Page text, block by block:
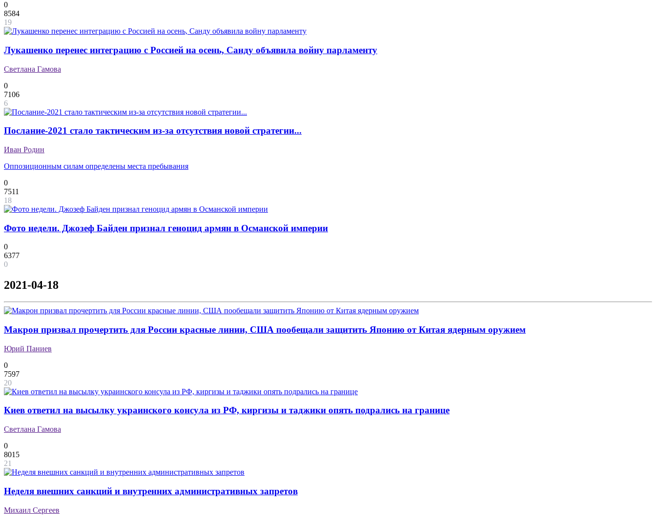
0
8584
19
Лукашенко перенес интеграцию с Россией на осень, Санду объявила войну парламенту
Светлана Гамова
0
7106
6
Послание-2021 стало тактическим из-за отсутствия новой стратегии...
Иван Родин
Оппозиционным силам определены места пребывания
0
7511
18
Фото недели. Джозеф Байден признал геноцид армян в Османской империи
0
6377
0
2021-04-18
Макрон призвал прочертить для России красные линии, США пообещали защитить Японию от Китая ядерным оружием
Юрий Паниев
0
7597
20
Киев ответил на высылку украинского консула из РФ, киргизы и таджики опять подрались на границе
Светлана Гамова
0
8015
21
Неделя внешних санкций и внутренних административных запретов
Михаил Сергеев